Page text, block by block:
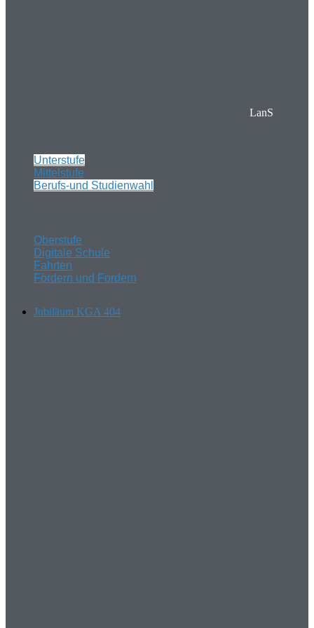
LanS
Unterstufe
Mittelstufe
Berufs-und Studienwahl
Oberstufe
Digitale Schule
Fahrten
Fördern und Fordern
Jubiläum KGA 404